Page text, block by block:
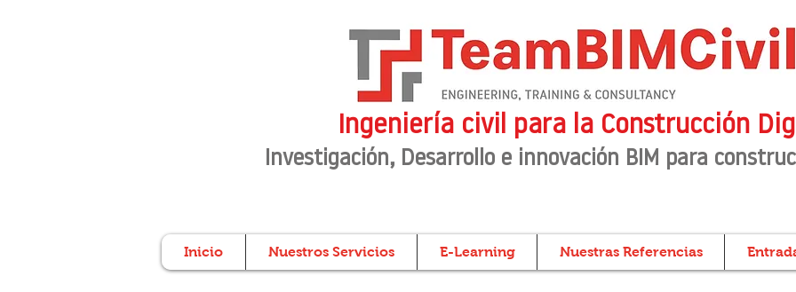
Investigación, Desarrollo e innovación BIM para
Ingeniería civil para la Construcción
Inicio Nuestros Servicios E-Learning Nuestras Referencias